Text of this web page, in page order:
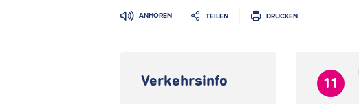
ANHÖREN TEILEN DRUCKEN
Verkehrsinfo 11